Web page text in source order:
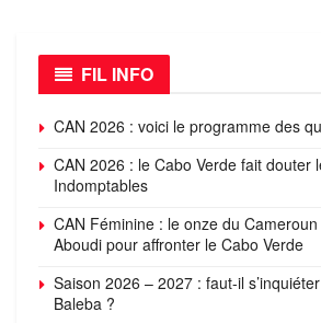
FIL INFO
CAN 2026 : voici le programme des
CAN 2026 : le Cabo Verde fait douter
Indomptables
CAN Féminine : le onze du
Aboudi pour affronter le Cabo Verde
Saison 2026 – 2027 : faut-il
Baleba ?